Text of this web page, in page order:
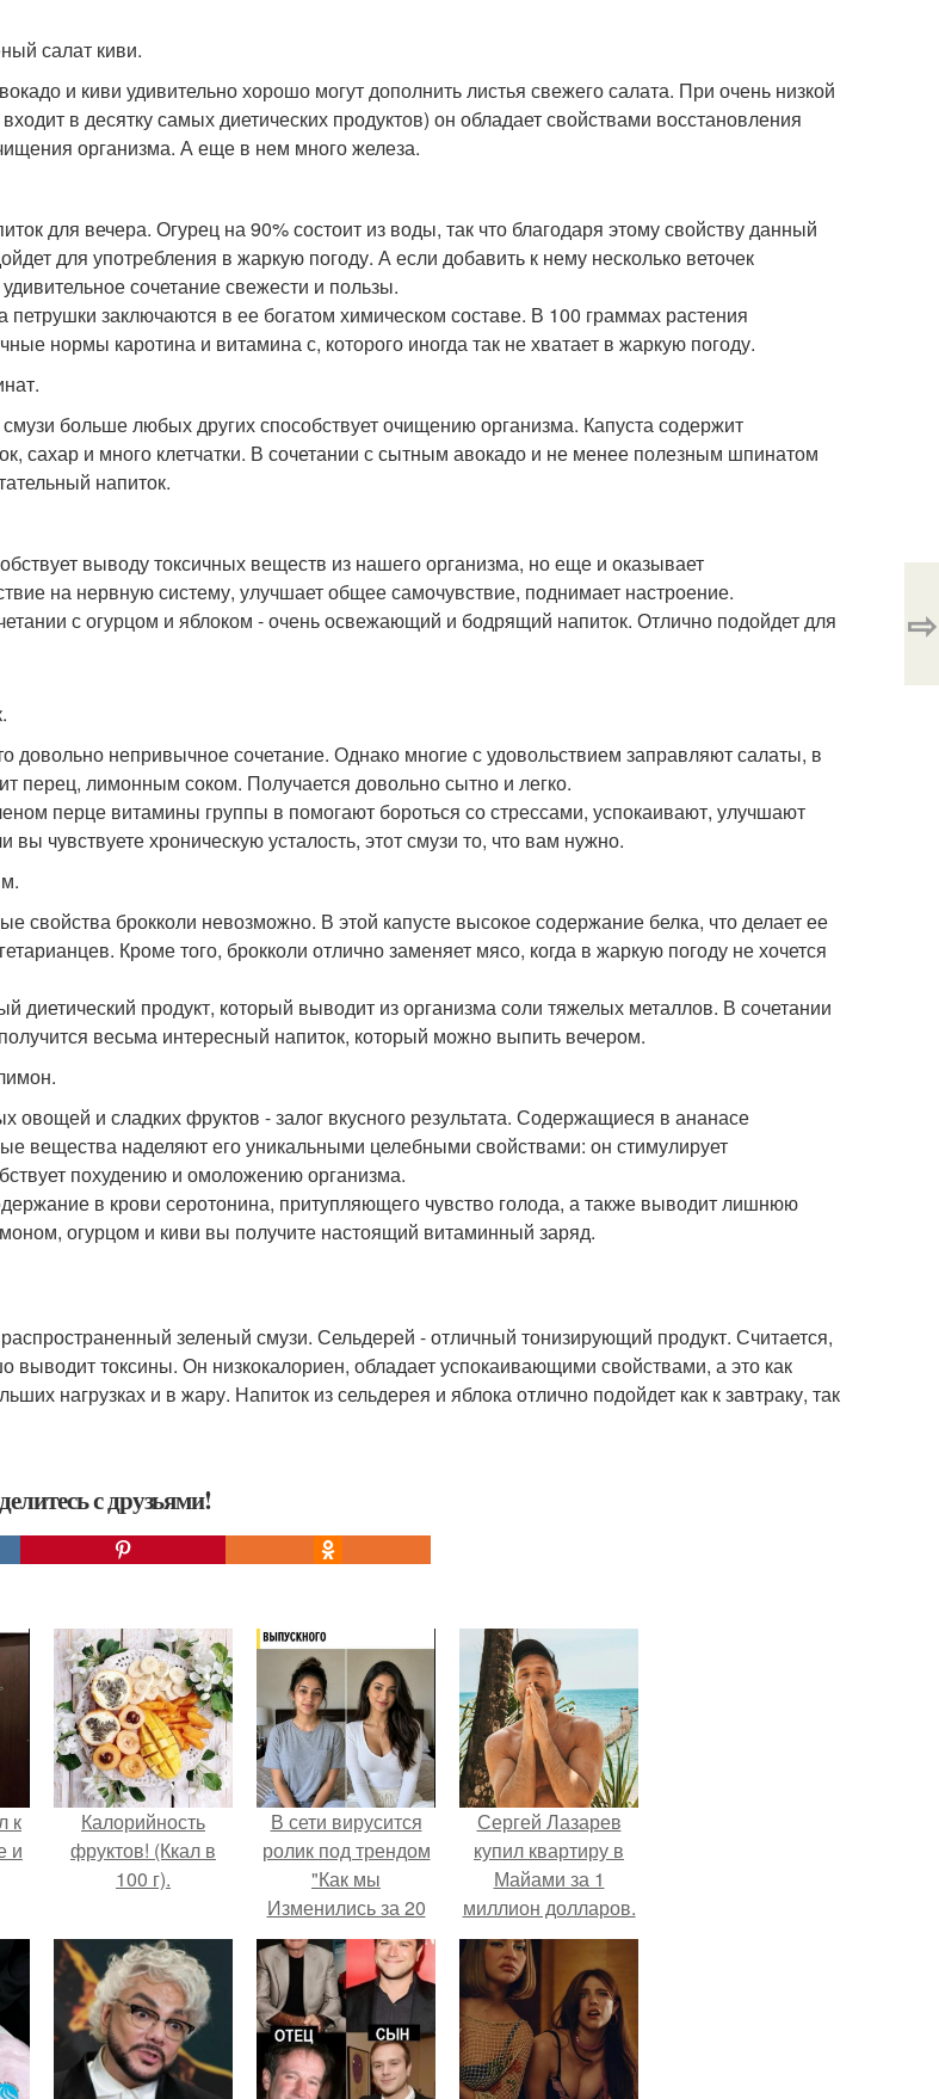
салат киви.
и киви удивительно хорошо могут дополнить листья свежего салата. При очень низкой
в десятку самых диетических продуктов) он обладает свойствами восстановления
организма. А еще в нем много железа.
для вечера. Огурец на 90% состоит из воды, так что благодаря этому свойству данный
для употребления в жаркую погоду. А если добавить к нему несколько веточек
сочетание свежести и пользы.
петрушки заключаются в ее богатом химическом составе. В 100 граммах растения
нормы каротина и витамина с, которого иногда так не хватает в жаркую погоду.
смузи больше любых других способствует очищению организма. Капуста содержит
сахар и много клетчатки. В сочетании с сытным авокадо и не менее полезным шпинатом
напиток.
выводу токсичных веществ из нашего организма, но еще и оказывает
на нервную систему, улучшает общее самочувствие, поднимает настроение.
с огурцом и яблоком - очень освежающий и бодрящий напиток. Отлично подойдет для
довольно непривычное сочетание. Однако многие с удовольствием заправляют салаты, в
перец, лимонным соком. Получается довольно сытно и легко.
перце витамины группы в помогают бороться со стрессами, успокаивают, улучшают
вы чувствуете хроническую усталость, этот смузи то, что вам нужно.
свойства брокколи невозможно. В этой капусте высокое содержание белка, что делает ее
Кроме того, брокколи отлично заменяет мясо, когда в жаркую погоду не хочется
диетический продукт, который выводит из организма соли тяжелых металлов. В сочетании
весьма интересный напиток, который можно выпить вечером.
овощей и сладких фруктов - залог вкусного результата. Содержащиеся в ананасе
вещества наделяют его уникальными целебными свойствами: он стимулирует
похудению и омоложению организма.
в крови серотонина, притупляющего чувство голода, а также выводит лишнюю
огурцом и киви вы получите настоящий витаминный заряд.
зеленый смузи. Сельдерей - отличный тонизирующий продукт. Считается,
выводит токсины. Он низкокалориен, обладает успокаивающими свойствами, а это как
нагрузках и в жару. Напиток из сельдерея и яблока отлично подойдет как к завтраку, так
с друзьями!
⇨
к
и
Калорийность
фруктов! (Ккал в
100 г).
В сети вирусится
ролик под трендом
"Как мы
Изменились за 20
лет".
Сергей Лазарев
купил квартиру в
Майами за 1
миллион долларов.